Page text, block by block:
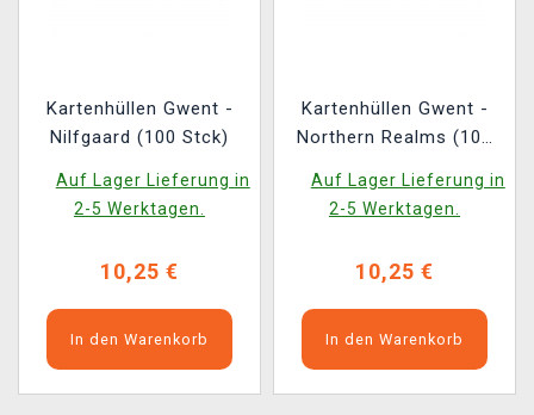
Kartenhüllen Gwent -
Nilfgaard (100 Stck)
Auf Lager Lieferung in
2-5 Werktagen.
10,25 €
In den Warenkorb
Kartenhüllen Gwent -
Northern Realms (100
Auf Lager Lieferung in
2-5 Werktagen.
10,25 €
In den Warenkorb